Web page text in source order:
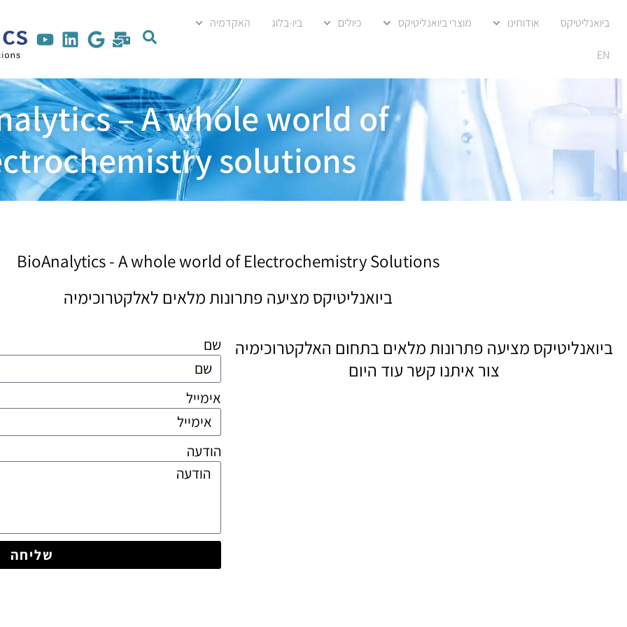
ביואנליטיקס אודותינו מוצרי ביואנליטיקס כיולים ביו-בלוג האקדמיה
EN
– A whole world of
solutions
BioAnalytics - A whole world of Electrochemistry Solutions
ביואנליטיקס מציעה פתרונות מלאים לאלקטרוכימיה
ביואנליטיקס מציעה פתרונות מלאים בתחום האלקטרוכימיה
צור איתנו קשר עוד היום
שם
אימייל
הודעה
שליחה